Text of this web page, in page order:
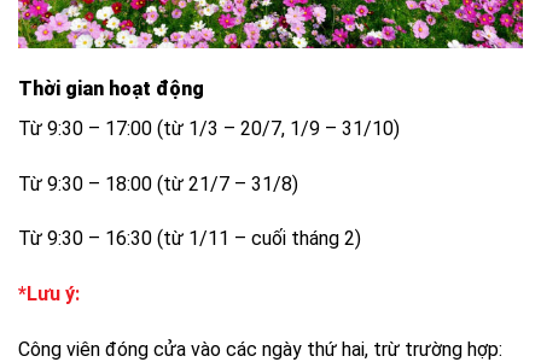
Thời gian hoạt động
Từ 9:30 – 17:00 (từ 1/3 – 20/7, 1/9 – 31/10)
Từ 9:30 – 18:00 (từ 21/7 – 31/8)
Từ 9:30 – 16:30 (từ 1/11 – cuối tháng 2)
*Lưu ý:
Công viên đóng cửa vào các ngày thứ hai, trừ trường hợp: